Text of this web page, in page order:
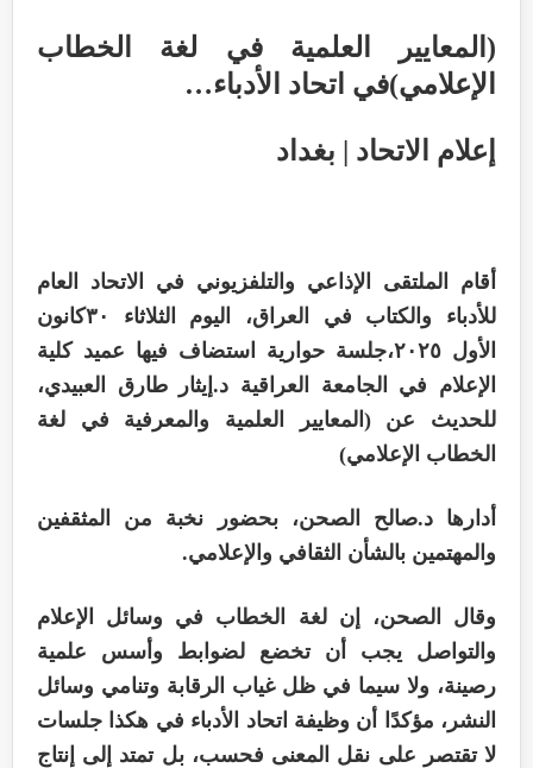
(المعايير العلمية في لغة الخطاب
الإعلامي)في اتحاد الأدباء…
إعلام الاتحاد | بغداد
أقام الملتقى الإذاعي والتلفزيوني في الاتحاد العام
للأدباء والكتاب في العراق، اليوم الثلاثاء ٣٠كانون
الأول ٢٠٢٥،جلسة حوارية استضاف فيها عميد كلية
الإعلام في الجامعة العراقية د.إيثار طارق العبيدي،
للحديث عن (المعايير العلمية والمعرفية في لغة
الخطاب الإعلامي)
أدارها د.صالح الصحن، بحضور نخبة من المثقفين
والمهتمين بالشأن الثقافي والإعلامي.
وقال الصحن، إن لغة الخطاب في وسائل الإعلام
والتواصل يجب أن تخضع لضوابط وأسس علمية
رصينة، ولا سيما في ظل غياب الرقابة وتنامي وسائل
النشر، مؤكدًا أن وظيفة اتحاد الأدباء في هكذا جلسات
لا تقتصر على نقل المعنى فحسب، بل تمتد إلى إنتاج